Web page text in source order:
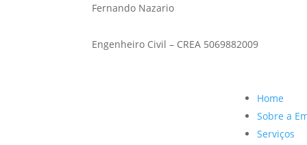
Fernando Nazario
Engenheiro Civil – CREA 5069882009
Home
Sobre a
Serviços